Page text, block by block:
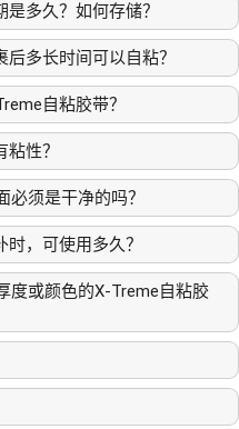
多久？如何存储？
多长时间可以自粘？
自粘胶带？
性？
须是干净的吗？
，可使用多久？
度或颜色的X-Treme自粘胶